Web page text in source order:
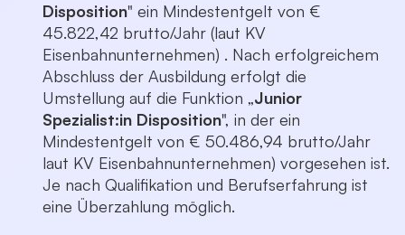
Disposition" ein Mindestentgelt von €
45.822,42 brutto/Jahr (laut KV
Eisenbahnunternehmen) . Nach erfolgreichem
Abschluss der Ausbildung erfolgt die
Umstellung auf die Funktion „Junior
Spezialist:in Disposition", in der ein
Mindestentgelt von € 50.486,94 brutto/Jahr
laut KV Eisenbahnunternehmen) vorgesehen ist.
Je nach Qualifikation und Berufserfahrung ist
eine Überzahlung möglich.